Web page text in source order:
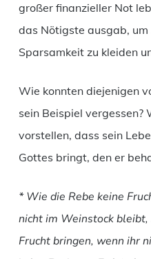
großer finanzieller Not
das Nötigste ausgab,
Sparsamkeit zu kleiden
Wie konnten diejenigen
sein Beispiel vergessen?
vorstellen, dass sein
Gottes bringt, den er
* Wie die Rebe keine
nicht im Weinstock bleibt,
Frucht bringen, wenn ihr